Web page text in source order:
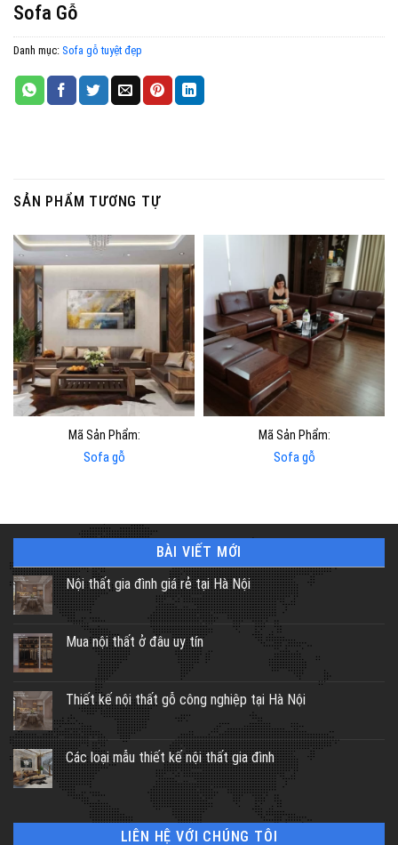
Sofa Gỗ
Danh mục: Sofa gỗ tuyệt đẹp
SẢN PHẨM TƯƠNG TỰ
Mã Sản Phẩm:
Sofa gỗ
Mã Sản Phẩm:
Sofa gỗ
BÀI VIẾT MỚI
Nội thất gia đình giá rẻ tại Hà Nội
Mua nội thất ở đâu uy tín
Thiết kế nội thất gỗ công nghiệp tại Hà Nội
Các loại mẫu thiết kế nội thất gia đình
LIÊN HỆ VỚI CHÚNG TÔI